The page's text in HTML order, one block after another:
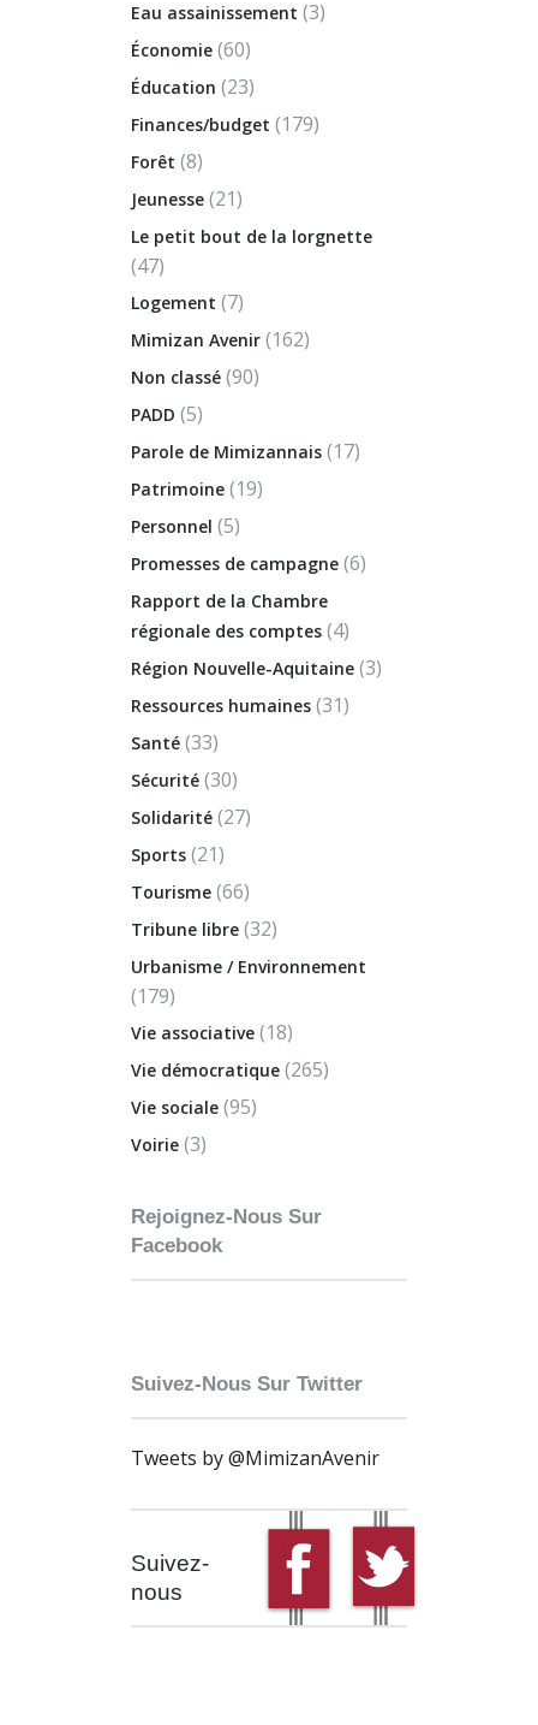
Eau assainissement (3)
Économie (60)
Éducation (23)
Finances/budget (179)
Forêt (8)
Jeunesse (21)
Le petit bout de la lorgnette
(47)
Logement (7)
Mimizan Avenir (162)
Non classé (90)
PADD (5)
Parole de Mimizannais (17)
Patrimoine (19)
Personnel (5)
Promesses de campagne (6)
Rapport de la Chambre
régionale des comptes (4)
Région Nouvelle-Aquitaine (3)
Ressources humaines (31)
Santé (33)
Sécurité (30)
Solidarité (27)
Sports (21)
Tourisme (66)
Tribune libre (32)
Urbanisme / Environnement
(179)
Vie associative (18)
Vie démocratique (265)
Vie sociale (95)
Voirie (3)
Rejoignez-Nous Sur
Facebook
Suivez-Nous Sur Twitter
Tweets by @MimizanAvenir
Suivez-
nous